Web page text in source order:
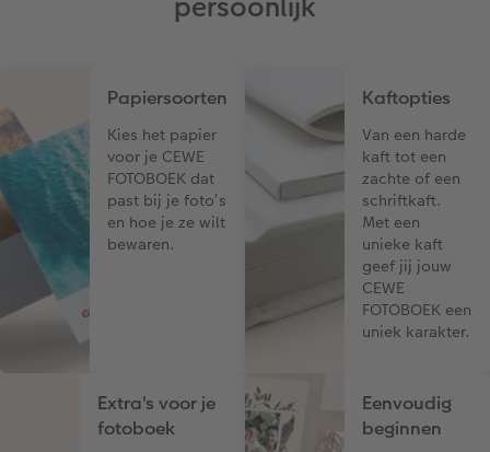
Papiersoorten
Kies het papier
voor je CEWE
FOTOBOEK dat
past bij je foto’s
en hoe je ze wilt
bewaren.
Kaftopties
Van een harde
kaft tot een
zachte of een
schriftkaft.
Met een
unieke kaft
geef jij jouw
CEWE
FOTOBOEK een
uniek karakter.
Extra's voor je
fotoboek
Eenvoudig
beginnen